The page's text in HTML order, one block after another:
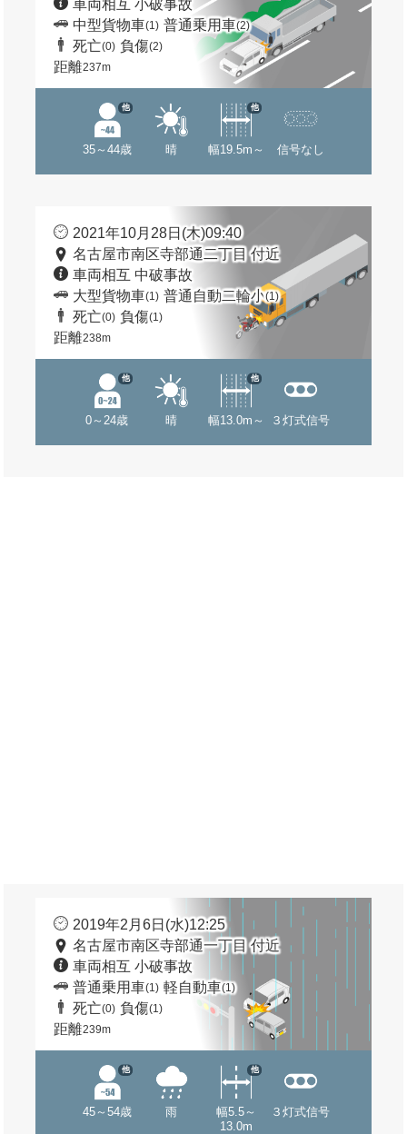
車両相互 小破事故
中型貨物車(1) 普通乗用車(2)
死亡(0) 負傷(2)
距離237m
35～44歳
他
晴 幅19.5m～
他
信号なし
2021年10月28日(木)09:40
名古屋市南区寺部通二丁目 付近
車両相互 中破事故
大型貨物車(1) 普通自動二輪小(1)
死亡(0) 負傷(1)
距離238m
0～24歳
他
晴 幅13.0m～
他
３灯式信号
2019年2月6日(水)12:25
名古屋市南区寺部通一丁目 付近
車両相互 小破事故
普通乗用車(1) 軽自動車(1)
死亡(0) 負傷(1)
距離239m
45～54歳
他
雨
幅5.5～
13.0m
他
３灯式信号